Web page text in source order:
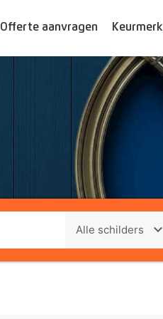
Offerte aanvragen Keurmerk